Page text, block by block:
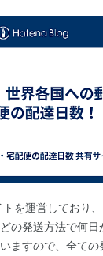
を運営しており
の発送方法で何日
ますので、全ての